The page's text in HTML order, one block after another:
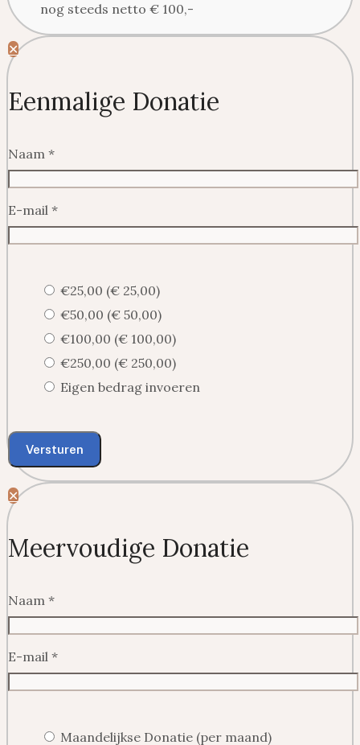
nog steeds netto € 100,-
✕
Eenmalige Donatie
Naam *
E-mail *
€25,00 (€ 25,00)
€50,00 (€ 50,00)
€100,00 (€ 100,00)
€250,00 (€ 250,00)
Eigen bedrag invoeren
Versturen
✕
Meervoudige Donatie
Naam *
E-mail *
Maandelijkse Donatie (per maand)